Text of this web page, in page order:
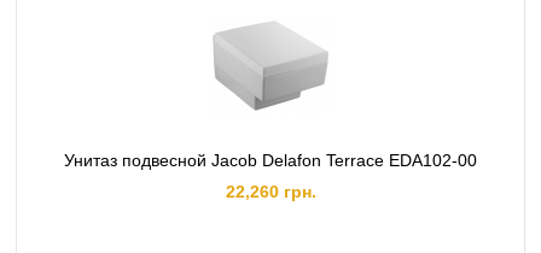
Унитаз подвесной Jacob Delafon Terrace EDA102-00
22,260 грн.